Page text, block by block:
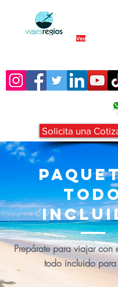
Veo
Solicita una
Prepáratepara viajar con
todo incluido